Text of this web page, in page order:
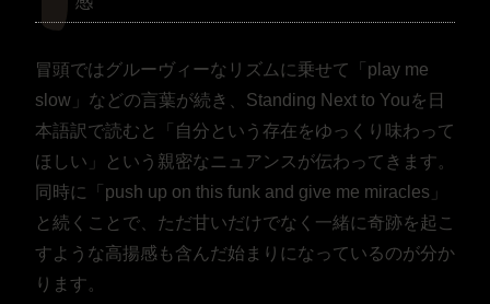
冒頭ではグルーヴィーなリズムに乗せて「play me
slow」などの言葉が続き、Standing Next to Youを日
本語訳で読むと「自分という存在をゆっくり味わって
ほしい」という親密なニュアンスが伝わってきます。
同時に「push up on this funk and give me miracles」
と続くことで、ただ甘いだけでなく一緒に奇跡を起こ
すような高揚感も含んだ始まりになっているのが分か
ります。